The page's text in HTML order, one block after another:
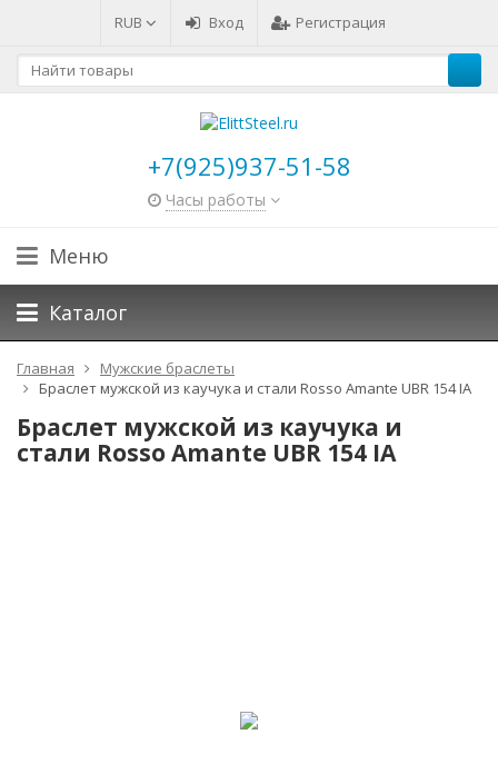
RUB Вход Регистрация
+7(925)937-51-58
Часы работы
Меню
Каталог
Главная
Мужские браслеты
Браслет мужской из каучука и стали Rosso Amante UBR 154 IA
Браслет мужской из каучука и
стали Rosso Amante UBR 154 IA